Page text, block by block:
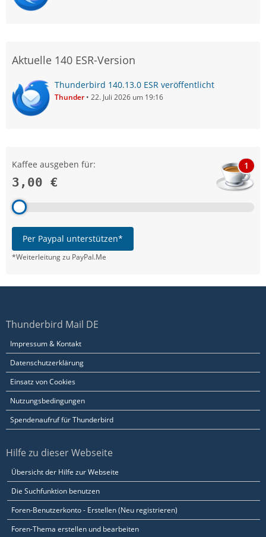
Aktuelle 140 ESR-Version
Thunderbird 140.13.0 ESR veröffentlicht
Thunder 22. Juli 2026 um 19:16
Kaffee ausgeben für:
3,00 €
1
Per Paypal unterstützen*
*Weiterleitung zu PayPal.Me
Thunderbird Mail DE
Impressum & Kontakt
Datenschutzerklärung
Einsatz von Cookies
Nutzungsbedingungen
Spendenaufruf für Thunderbird
Hilfe zu dieser Webseite
Übersicht der Hilfe zur Webseite
Die Suchfunktion benutzen
Foren-Benutzerkonto - Erstellen (Neu registrieren)
Foren-Thema erstellen und bearbeiten